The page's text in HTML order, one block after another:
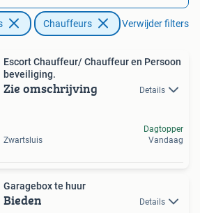
Chauffeurs Verwijder filters
Escort Chauffeur/ Chauffeur en Persoon
beveiliging.
Zie omschrijving Details
Zwartsluis
Dagtopper
Vandaag
Garagebox te huur
Bieden Details